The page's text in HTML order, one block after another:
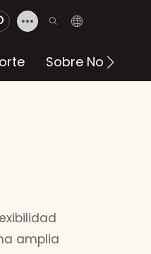
Sobre Nosotros
amplia